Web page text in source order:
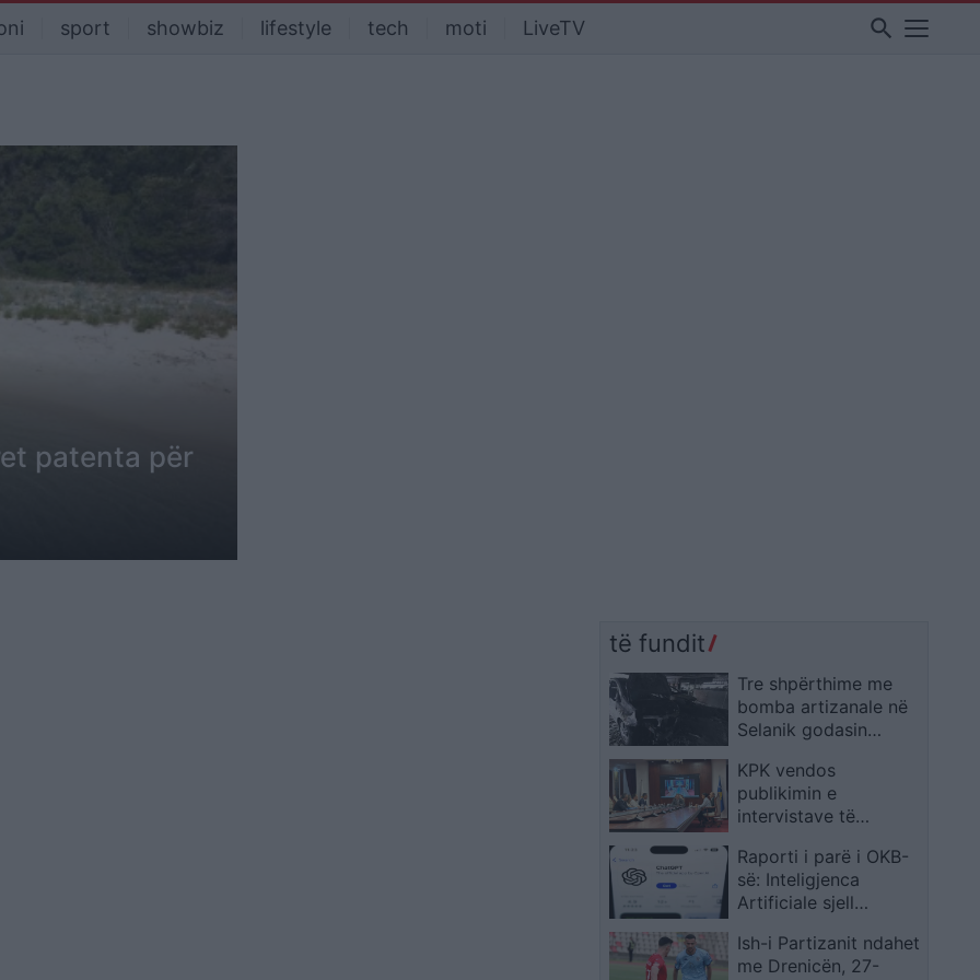
sport showbiz lifestyle tech moti LiveTV search
patenta për
të fundit
Tre shpërthime me
bomba artizanale në
Selanik godasin
“Demokracisë së Re”,
humb jetën edhe nëna
e njërit prej tyre
KPK vendos
publikimin e
intervistave të
Kryeprokuror të
Shtetit
Raporti i parë i OKB-
së: Inteligjenca
Artificiale sjell
por edhe rreziqe
serioze
Ish-i Partizanit ndahet
me Drenicën, 27-